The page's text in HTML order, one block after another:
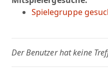
Spielegruppe
Der Benutzer hat keine